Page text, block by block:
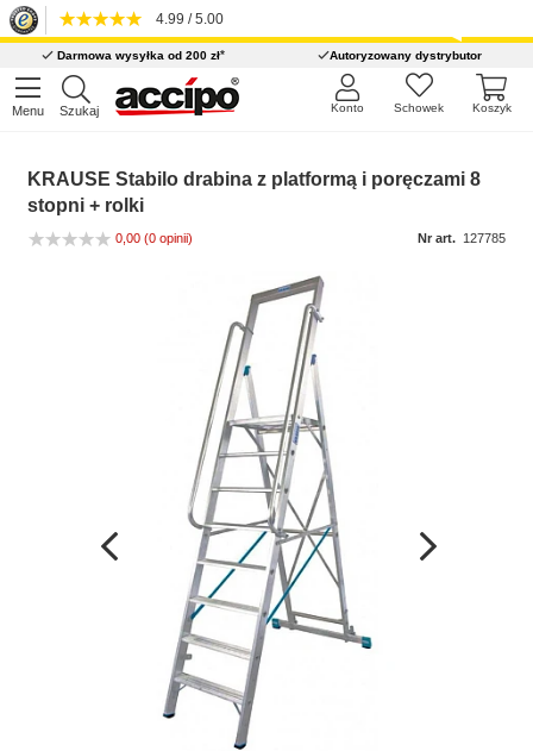
4.99 / 5.00
Darmowa wysyłka od 200 zł* Autoryzowany dystrybutor
Menu Szukaj Koszyk
Schowek
Konto
KRAUSE Stabilo drabina z platformą i poręczami 8
stopni + rolki
0,00 (0 opinii) Nr art. 127785
Wcześniejsza